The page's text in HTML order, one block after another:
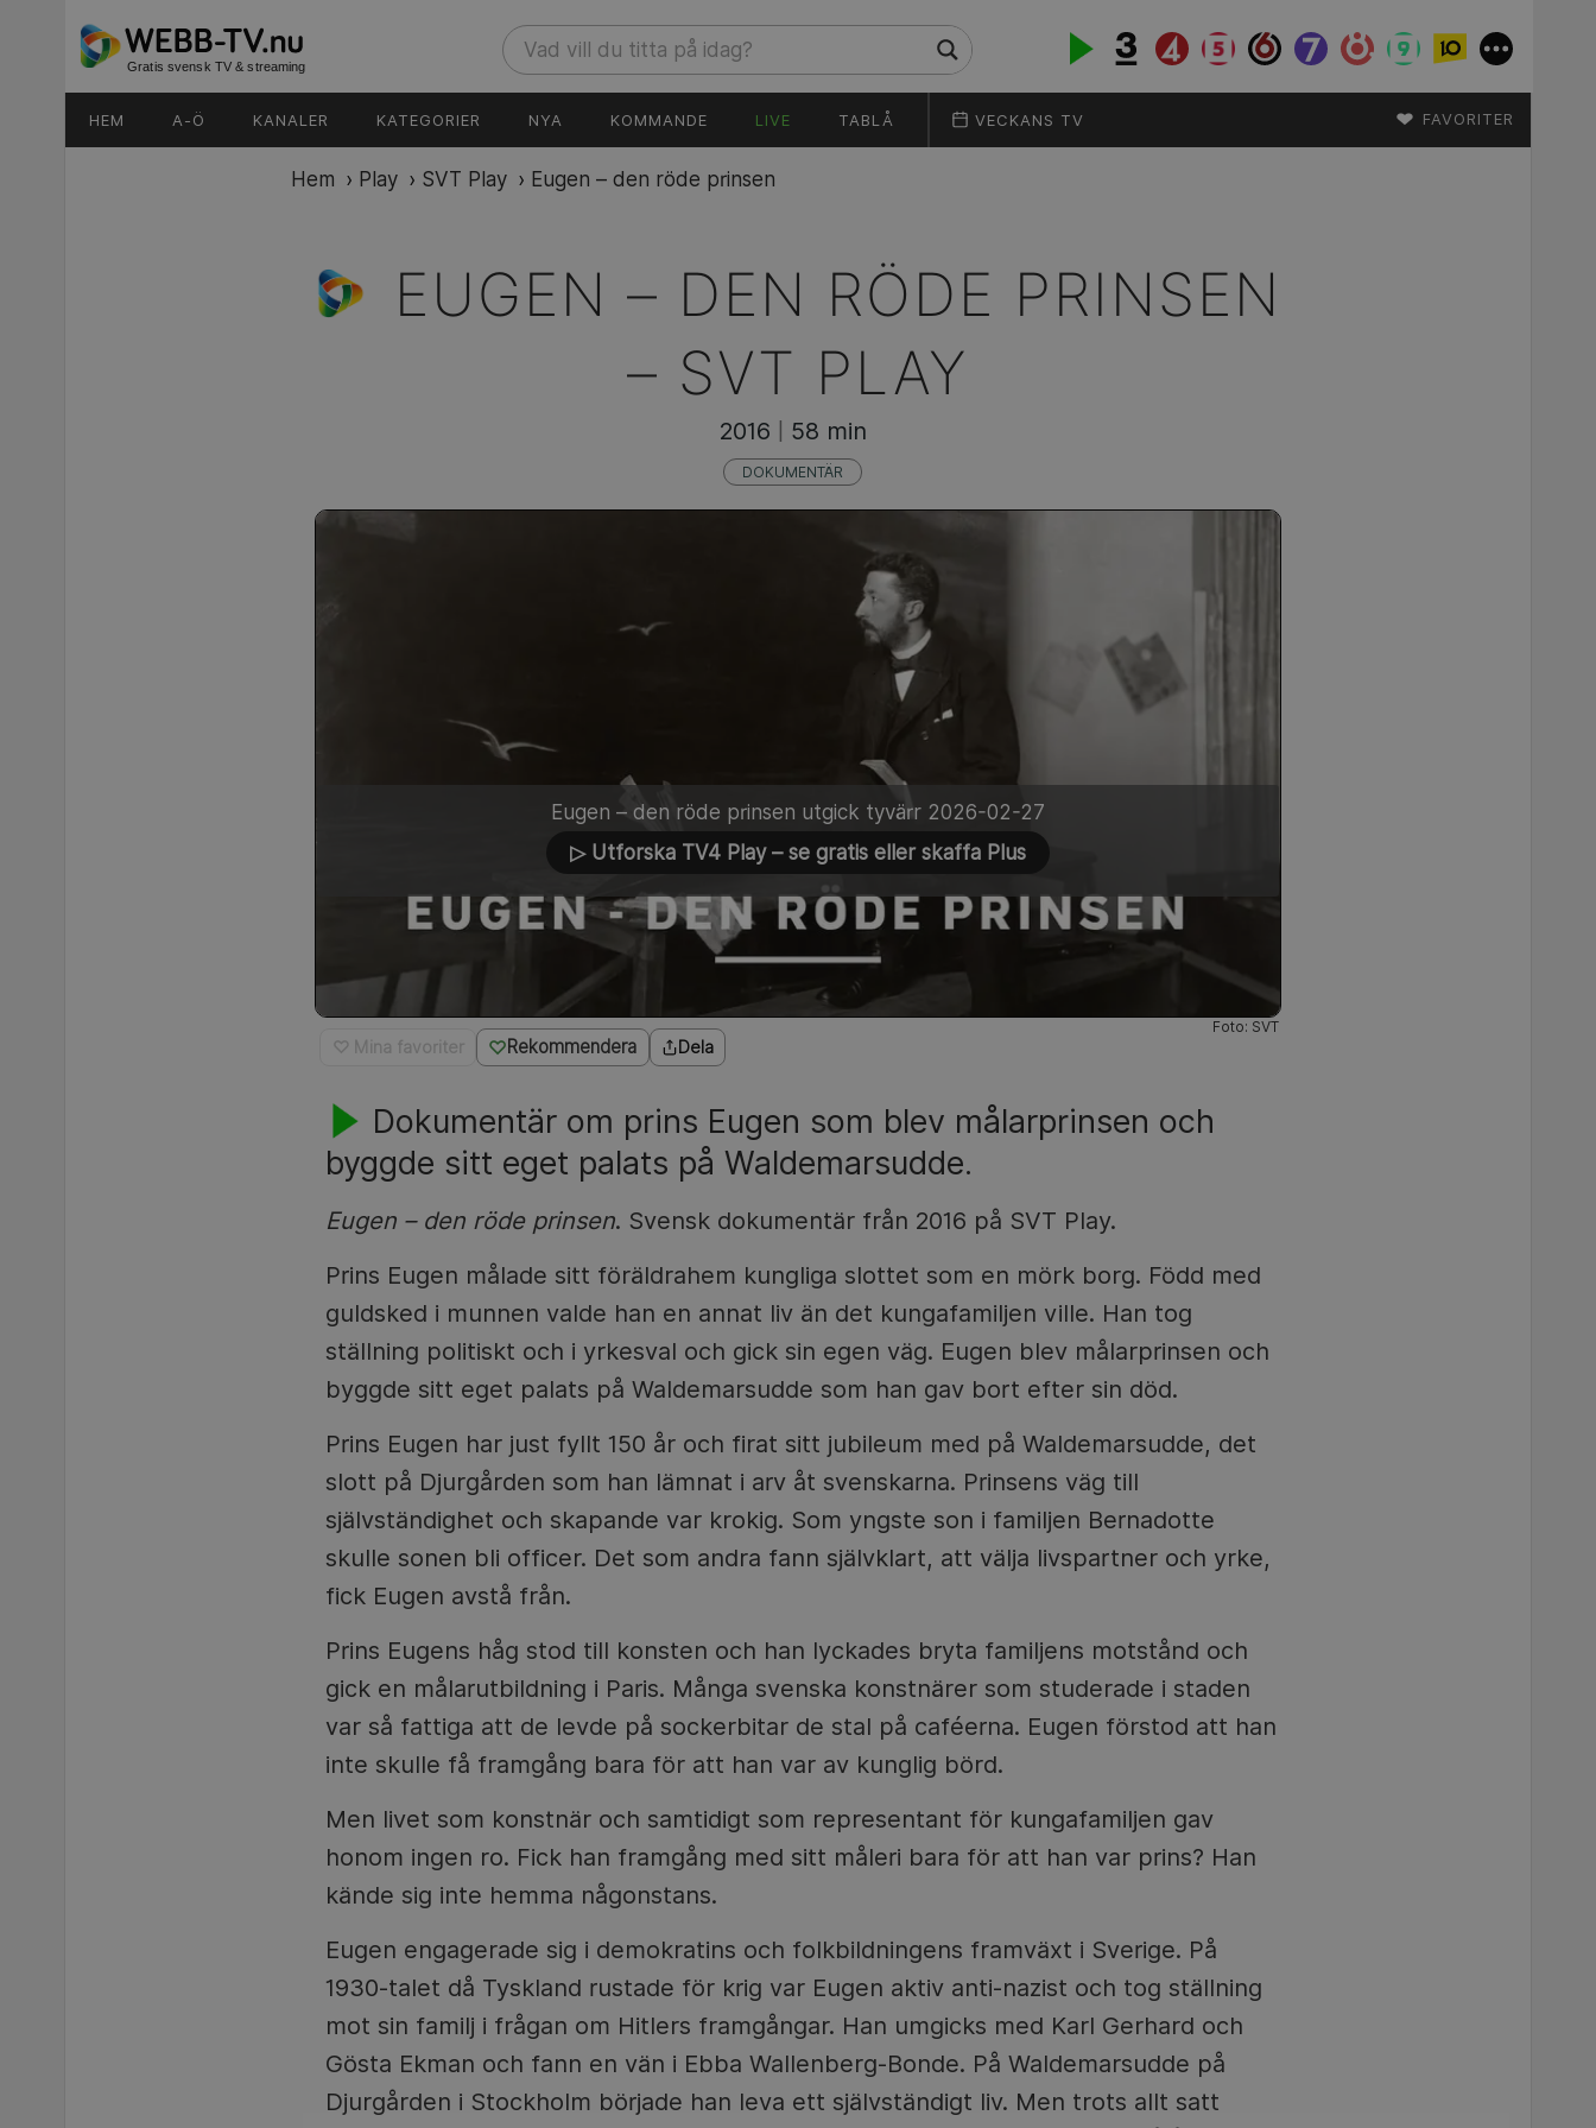
Gratis svensk TV & streaming
HEM A-Ö KANALER KATEGORIER NYA KOMMANDE LIVE TABLÅ VECKANS TV ♥ FAVORITER
Hem › Play › SVT Play › Eugen – den röde prinsen
EUGEN – DEN RÖDE PRINSEN
– SVT PLAY
♡ Mina favoriter Rekommendera Dela
Dokumentär om prins Eugen som blev målarprinsen och
byggde sitt eget palats på Waldemarsudde.
Eugen – den röde prinsen. Svensk dokumentär från 2016 på SVT Play.
Prins Eugen målade sitt föräldrahem kungliga slottet som en mörk borg. Född med
guldsked i munnen valde han en annat liv än det kungafamiljen ville. Han tog
ställning politiskt och i yrkesval och gick sin egen väg. Eugen blev målarprinsen och
byggde sitt eget palats på Waldemarsudde som han gav bort efter sin död.
Prins Eugen har just fyllt 150 år och firat sitt jubileum med på Waldemarsudde, det
slott på Djurgården som han lämnat i arv åt svenskarna. Prinsens väg till
självständighet och skapande var krokig. Som yngste son i familjen Bernadotte
skulle sonen bli officer. Det som andra fann självklart, att välja livspartner och yrke,
fick Eugen avstå från.
Prins Eugens håg stod till konsten och han lyckades bryta familjens motstånd och
gick en målarutbildning i Paris. Många svenska konstnärer som studerade i staden
var så fattiga att de levde på sockerbitar de stal på caféerna. Eugen förstod att han
inte skulle få framgång bara för att han var av kunglig börd.
Men livet som konstnär och samtidigt som representant för kungafamiljen gav
honom ingen ro. Fick han framgång med sitt måleri bara för att han var prins? Han
kände sig inte hemma någonstans.
Eugen engagerade sig i demokratins och folkbildningens framväxt i Sverige. På
1930-talet då Tyskland rustade för krig var Eugen aktiv anti-nazist och tog ställning
mot sin familj i frågan om Hitlers framgångar. Han umgicks med Karl Gerhard och
Gösta Ekman och fann en vän i Ebba Wallenberg-Bonde. På Waldemarsudde på
Djurgården i Stockholm började han leva ett självständigt liv. Men trots allt satt
Foto: SVT
Eugen – den röde prinsen utgick tyvärr 2026-02-27
▷ Utforska TV4 Play – se gratis eller skaffa Plus
2016 58 min
DOKUMENTÄR